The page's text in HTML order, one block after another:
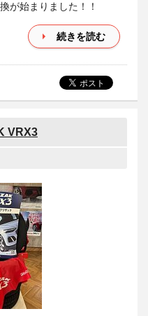
が始まりました！！
続きを読む
VRX3